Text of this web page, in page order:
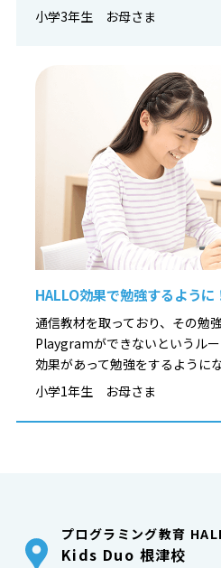
小学3年生 お母さま
HALLO効果で勉強するように
通信教材を取っており、その勉
Playgramができないというル
効果があって勉強をするようにな
小学1年生 お母さま
プログラミング教育
Kids Duo 根津校